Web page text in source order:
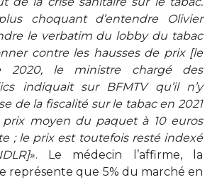
choquant d’entendre Olivier
le verbatim du lobby du tabac
contre les hausses de prix [le
2020, le ministre chargé des
indiquait sur BFMTV qu’il n’y
de la fiscalité sur le tabac en 2021
moyen du paquet à 10 euros
; le prix est toutefois resté indexé
». Le médecin l’affirme, la
représente que 5% du marché en